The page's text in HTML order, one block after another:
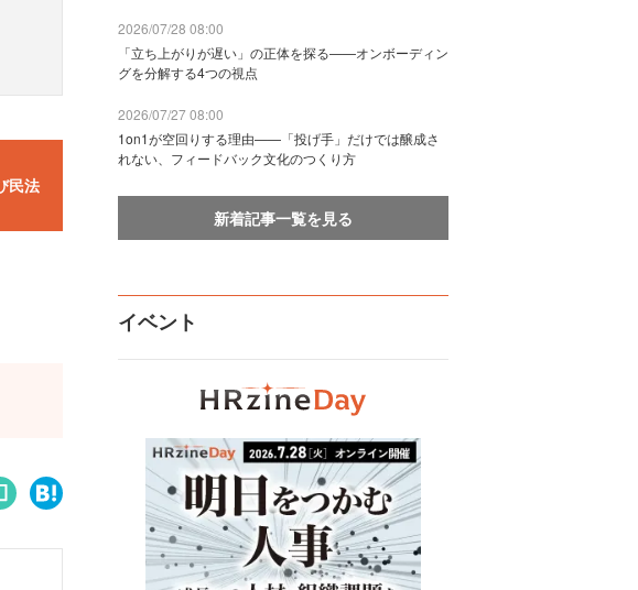
民法
2026/07/28 08:00
「立ち上がりが遅い」の正体を探る——オンボーディン
グを分解する4つの視点
2026/07/27 08:00
1on1が空回りする理由——「投げ手」だけでは醸成さ
れない、フィードバック文化のつくり方
新着記事一覧を見る
イベント